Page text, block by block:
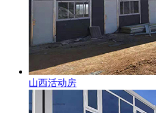
山西活动房